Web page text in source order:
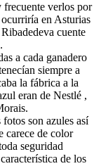
frecuente verlos por
en Asturias
cuente
a cada ganadero
siempre a
la fábrica a la
eran de Nestlé ,
fotos son azules así
carece de color
seguridad
de los